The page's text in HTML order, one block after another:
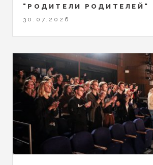
"РОДИТЕЛИ РОДИТЕЛЕЙ"
30.07.2026